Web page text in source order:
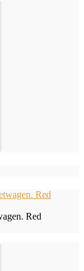
Red